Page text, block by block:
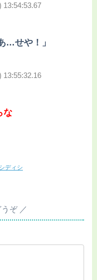
13:54:53.67
…せや！」
13:55:32.16
な
ディシ
うぞ